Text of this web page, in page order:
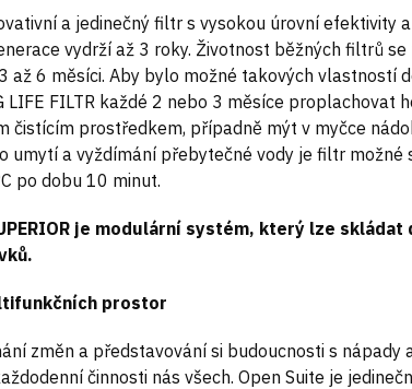
a jedinečný filtr s vysokou úrovní efektivity a
vydrží až 3 roky. Životnost běžných filtrů se
až 6 měsíci. Aby bylo možné takových vlastností
LIFE FILTR každé 2 nebo 3 měsíce proplachovat
čistícím prostředkem, případně mýt v myčce
umytí a vyždímání přebytečné vody je filtr možné
po dobu 10 minut.
je modulární systém, který lze skládat
prostor
změn a představování si budoucnosti s nápady
činnosti nás všech. Open Suite je